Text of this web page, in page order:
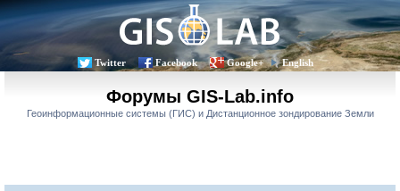
Twitter Facebook Google+ English
Форумы GIS-Lab.info
Геоинформационные системы (ГИС) и Дистанционное зондирование Земли